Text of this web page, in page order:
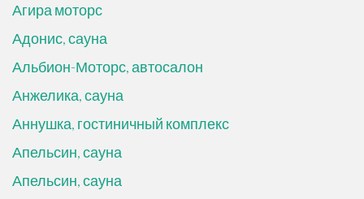
Агира моторс
Адонис, сауна
Альбион-Моторс, автосалон
Анжелика, сауна
Аннушка, гостиничный комплекс
Апельсин, сауна
Апельсин, сауна